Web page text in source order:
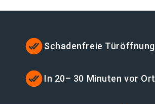
Schadenfreie Türöffnung
In 20– 30 Minuten vor Ort